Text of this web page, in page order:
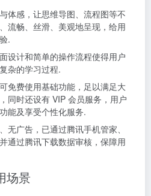
体感，让思维导图、流程图等不
流畅、丝滑、美观地呈现，给用
.
设计和简单的操作流程使得用户
杂的学习过程.
免费使用基础功能，足以满足大
同时还设有 VIP 会员服务，用户
能及享受个性化服务.
无广告，已通过腾讯手机管家、
通过腾讯下载数据审核，保障用
场景